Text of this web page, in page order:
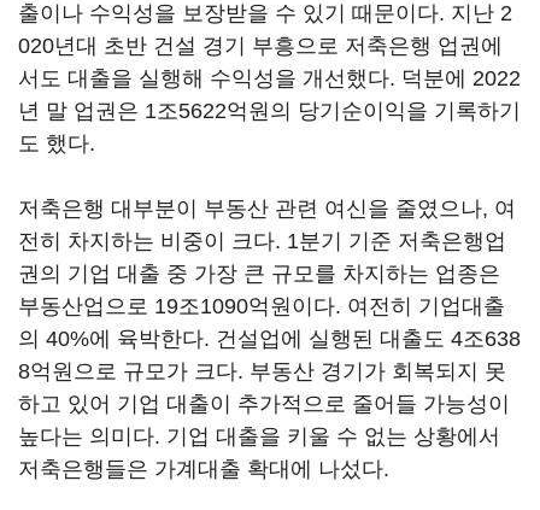
출이나 수익성을 보장받을 수 있기 때문이다. 지난 2
020년대 초반 건설 경기 부흥으로 저축은행 업권에
서도 대출을 실행해 수익성을 개선했다. 덕분에 2022
년 말 업권은 1조5622억원의 당기순이익을 기록하기
도 했다.
저축은행 대부분이 부동산 관련 여신을 줄였으나, 여
전히 차지하는 비중이 크다. 1분기 기준 저축은행업
권의 기업 대출 중 가장 큰 규모를 차지하는 업종은
부동산업으로 19조1090억원이다. 여전히 기업대출
의 40%에 육박한다. 건설업에 실행된 대출도 4조638
8억원으로 규모가 크다. 부동산 경기가 회복되지 못
하고 있어 기업 대출이 추가적으로 줄어들 가능성이
높다는 의미다. 기업 대출을 키울 수 없는 상황에서
저축은행들은 가계대출 확대에 나섰다.